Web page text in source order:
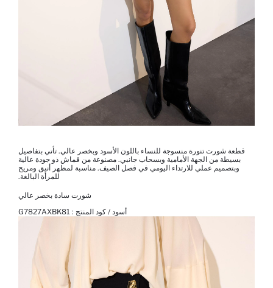
قطعة شورت تنورة منسوجة للنساء باللون الأسود وبخصر عالي. تأتي بتفاصيل
بسيطة من الجهة الأمامية وبسحاب جانبي. مصنوعة من قماش ذو جودة عالية
وبتصميم عملي للارتداء اليومي في فصل الصيف. مناسبة لمظهر أنيق ومريح
للمرأة البالغة.
شورت سادة بخصر عالي
أسود / كود المنتج : G7827AXBK81